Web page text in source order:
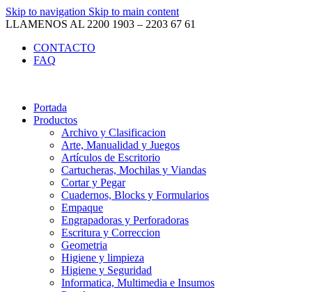
Skip to navigation Skip to main content
LLAMENOS AL 2200 1903 – 2203 67 61
CONTACTO
FAQ
Portada
Productos
Archivo y Clasificacion
Arte, Manualidad y Juegos
Artículos de Escritorio
Cartucheras, Mochilas y Viandas
Cortar y Pegar
Cuadernos, Blocks y Formularios
Empaque
Engrapadoras y Perforadoras
Escritura y Correccion
Geometria
Higiene y limpieza
Higiene y Seguridad
Informatica, Multimedia e Insumos